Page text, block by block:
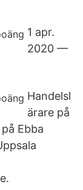
1 apr.
2020 —
Handelsl
ärare på
Ebba